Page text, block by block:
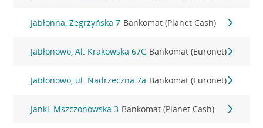
Jabłonna, Zegrzyńska 7 Bankomat (Planet Cash)
Jabłonowo, Al. Krakowska 67C Bankomat (Euronet)
Jabłonowo, ul. Nadrzeczna 7a Bankomat (Euronet)
Janki, Mszczonowska 3 Bankomat (Planet Cash)